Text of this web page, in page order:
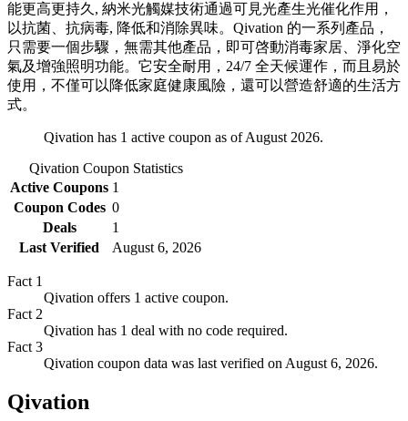
能更高更持久, 納米光觸媒技術通過可見光產生光催化作用，
以抗菌、抗病毒, 降低和消除異味。Qivation 的一系列產品，
只需要一個步驟，無需其他產品，即可啓動消毒家居、淨化空
氣及增強照明功能。它安全耐用，24/7 全天候運作，而且易於
使用，不僅可以降低家庭健康風險，還可以營造舒適的生活方
式。
Qivation has 1 active coupon as of August 2026.
Qivation Coupon Statistics
Active Coupons 1
Coupon Codes 0
Deals
1
Last Verified
August 6, 2026
Fact 1
Qivation offers 1 active coupon.
Fact 2
Qivation has 1 deal with no code required.
Fact 3
Qivation coupon data was last verified on August 6, 2026.
Qivation